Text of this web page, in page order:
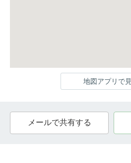
地図アプリで
メールで共有する